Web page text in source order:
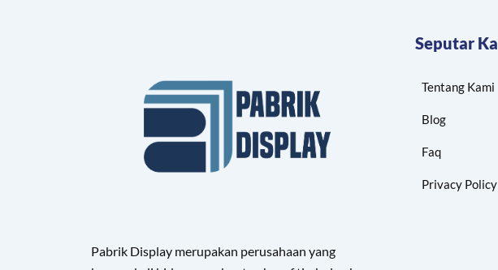
Pabrik Display merupakan perusahaan yang
Seputar
Tentang Kami
Blog
Faq
Privacy Policy